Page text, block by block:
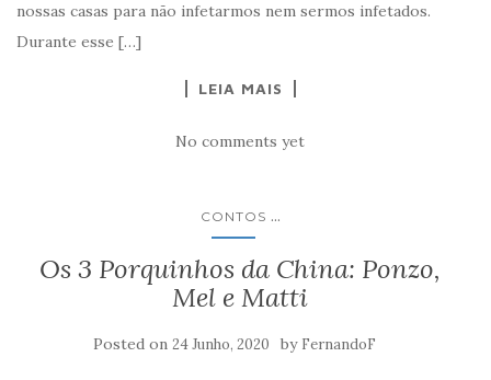
nossas casas para não infetarmos nem sermos infetados.
Durante esse […]
LEIA MAIS
No comments yet
CONTOS ...
Os 3 Porquinhos da China: Ponzo,
Mel e Matti
Posted on 24 Junho, 2020 by FernandoF